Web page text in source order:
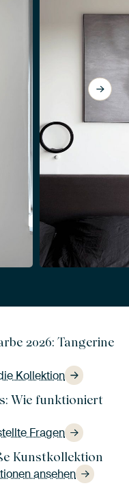
Das Handgelenk
2026: Tangerine
Kollektion
Wie funktioniert
Fragen
Kunstkollektion
ansehen